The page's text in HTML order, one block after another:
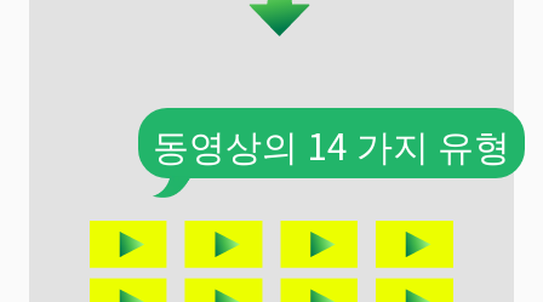
동영상의 14 가지 유형